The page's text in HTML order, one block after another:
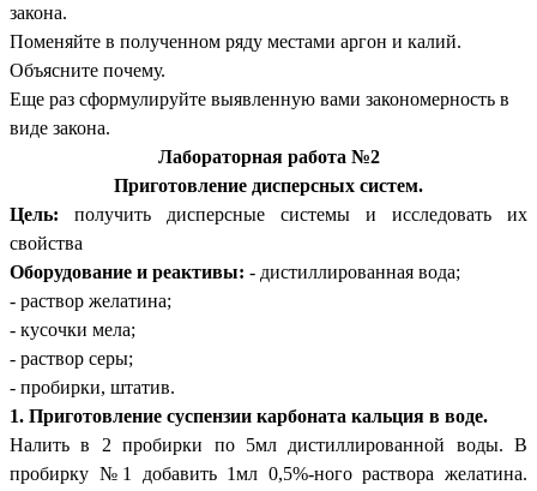
закона.
Поменяйте в полученном ряду местами аргон и калий.
Объясните почему.
Еще раз сформулируйте выявленную вами закономерность в
виде закона.
Лабораторная работа №2
Приготовление дисперсных систем.
Цель: получить дисперсные системы и исследовать их
свойства
Оборудование и реактивы: - дистиллированная вода;
- раствор желатина;
- кусочки мела;
- раствор серы;
- пробирки, штатив.
1. Приготовление суспензии карбоната кальция в воде.
Налить в 2 пробирки по 5мл дистиллированной воды. В
пробирку №1 добавить 1мл 0,5%-ного раствора желатина.